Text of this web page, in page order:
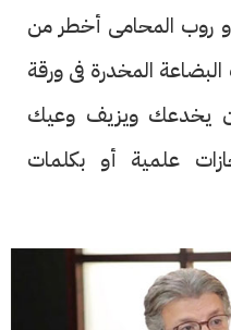
روب المحامى أخطر من
المخدرة فى ورقة
يخدعك ويزيف وعيك
علمية أو بكلمات